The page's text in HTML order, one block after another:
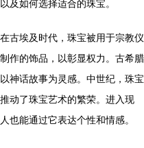
及如何选择适合的珠宝。
古埃及时代，珠宝被用于宗教仪
作的饰品，以彰显权力。古希腊
神话故事为灵感。中世纪，珠宝
动了珠宝艺术的繁荣。进入现
也能通过它表达个性和情感。